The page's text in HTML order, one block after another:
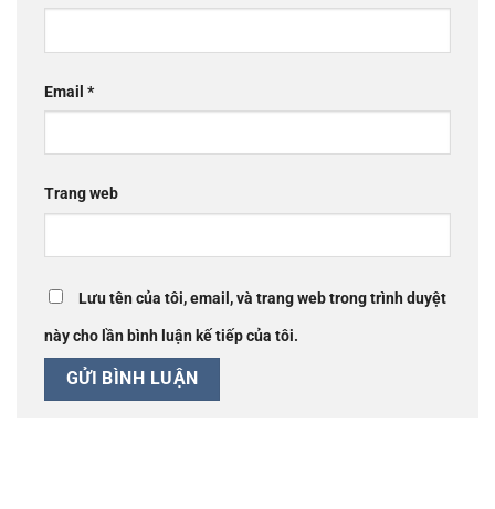
Email *
Trang web
Lưu tên của tôi, email, và trang web trong trình duyệt
này cho lần bình luận kế tiếp của tôi.